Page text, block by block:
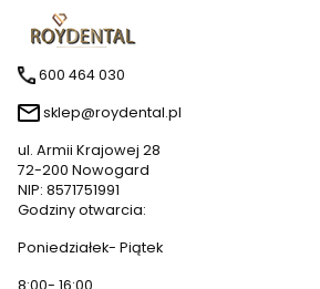
600 464 030
sklep@roydental.pl
ul. Armii Krajowej 28
72-200 Nowogard
NIP: 8571751991
Godziny otwarcia:
Poniedziałek- Piątek